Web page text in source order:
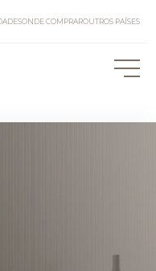
ONDE COMPRAROUTROS PAÍSES